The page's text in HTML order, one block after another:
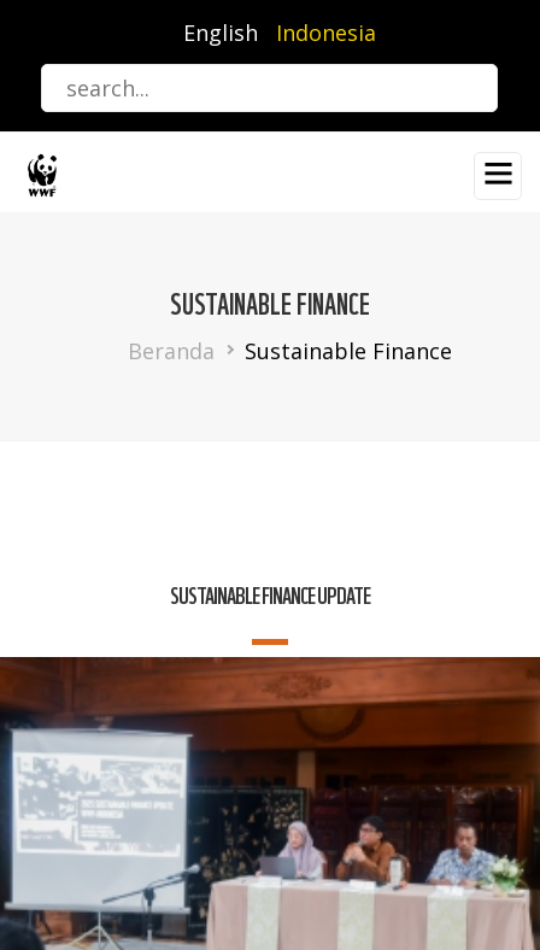
utama
English Indonesia
SUSTAINABLE FINANCE
Breadcrumb
Beranda Sustainable Finance
SUSTAINABLE FINANCE UPDATE